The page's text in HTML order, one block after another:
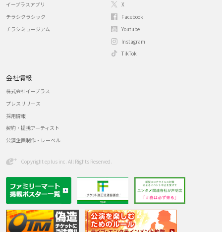
イープラスアプリ
チラシクラシック
チラシミュージアム
X
Facebook
Youtube
Instagram
TikTok
会社情報
株式会社イープラス
プレスリリース
採用情報
契約・提携アーティスト
公演企画制作・レーベル
Copyright eplus inc. All Rights Reserved.